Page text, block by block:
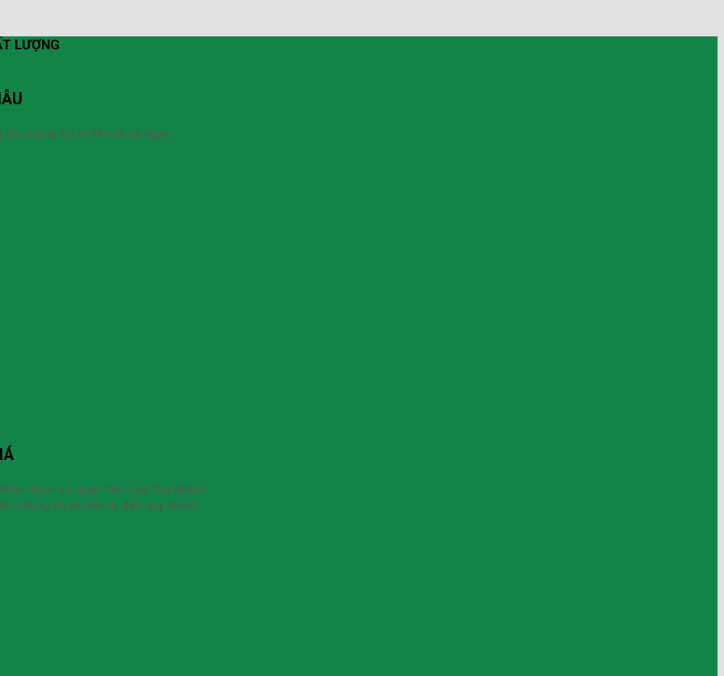
LƯỢNG
chúng tôi sẽ liên hệ lại ngay.
được sự quan tâm của Quý khách
chúng tôi sẽ liên hệ đến quý khách.